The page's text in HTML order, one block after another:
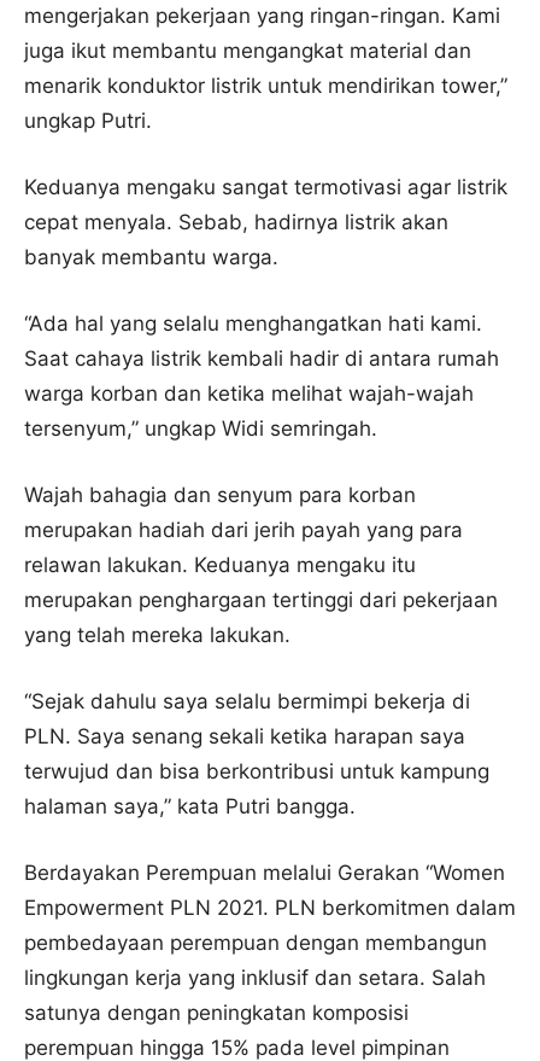
mengerjakan pekerjaan yang ringan-ringan. Kami
juga ikut membantu mengangkat material dan
menarik konduktor listrik untuk mendirikan tower,”
ungkap Putri.
Keduanya mengaku sangat termotivasi agar listrik
cepat menyala. Sebab, hadirnya listrik akan
banyak membantu warga.
“Ada hal yang selalu menghangatkan hati kami.
Saat cahaya listrik kembali hadir di antara rumah
warga korban dan ketika melihat wajah-wajah
tersenyum,” ungkap Widi semringah.
Wajah bahagia dan senyum para korban
merupakan hadiah dari jerih payah yang para
relawan lakukan. Keduanya mengaku itu
merupakan penghargaan tertinggi dari pekerjaan
yang telah mereka lakukan.
“Sejak dahulu saya selalu bermimpi bekerja di
PLN. Saya senang sekali ketika harapan saya
terwujud dan bisa berkontribusi untuk kampung
halaman saya,” kata Putri bangga.
Berdayakan Perempuan melalui Gerakan “Women
Empowerment PLN 2021. PLN berkomitmen dalam
pembedayaan perempuan dengan membangun
lingkungan kerja yang inklusif dan setara. Salah
satunya dengan peningkatan komposisi
perempuan hingga 15% pada level pimpinan